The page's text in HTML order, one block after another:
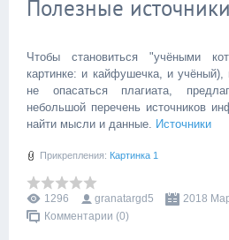
Полезные
Чтобы становиться "учёными
картинке: и кайфушечка, и учёный),
не опасаться плагиата,
небольшой перечень источников
найти мысли и данные. Источники
Прикрепления: Картинка 1
1296 granatargd5
2018
Комментарии (0)